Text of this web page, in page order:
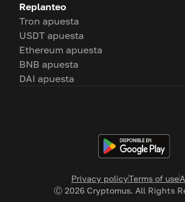
Privacy policyTerms of use
Ⓒ 2026Cryptomus. All Rights
Replanteo
Tron apuesta
USDT apuesta
Ethereum apuesta
BNB apuesta
DAI apuesta